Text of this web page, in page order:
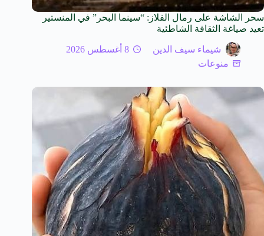
سحر الشاشة على رمال الفلاز: “سينما البحر” في المنستير
تعيد صياغة الثقافة الشاطئية
شيماء سيف الدين
8 أغسطس 2026
منوعات